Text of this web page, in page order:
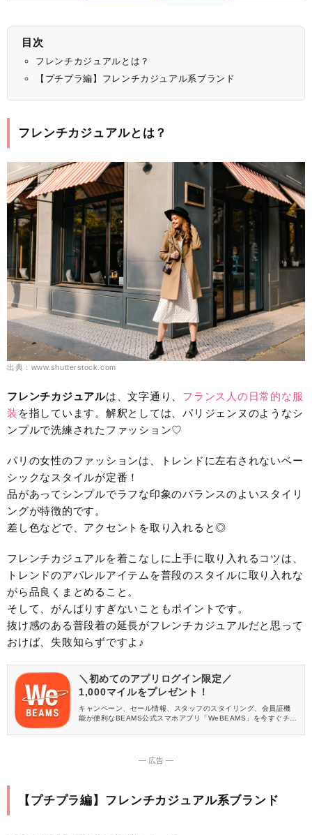
目次
フレンチカジュアルとは？
【プチプラ編】フレンチカジュアル系ブランド
フレンチカジュアルとは？
出典：www.shutterstock.com
フレンチカジュアルは、文字通り、 フランス人の日常的な服
装 を指しています。解釈としては、パリジェンヌのようなシ
ンプルで洗練されたファッション♡
パリの女性のファッションは、トレンドに左右されないベー
シックなスタイルが定番！
品があってシンプルでラフな印象のバランスのよいスタイリ
ングが特徴的です。
差し色などで、アクセントを取り入れると◎
フレンチカジュアルを着こなしに上手に取り入れるコツは、
トレンドのアパレルアイテムを普段のスタイルに取り入れな
がら品良くまとめること。
そして、がんばりすぎないこともポイントです。
抜け感のある普段着の延長がフレンチカジュアルだと思って
おけば、失敗知らずですよ♪
＼初めてのアプリログイン限定／
1,000マイルをプレゼント！
キャンペーン、セール情報、スタッフのスタイリング、会員証機
能が便利なBEAMS公式スマホアプリ「WeBEAMS」を今すぐチェ
― 広告 ―
【プチプラ編】フレンチカジュアル系ブランド